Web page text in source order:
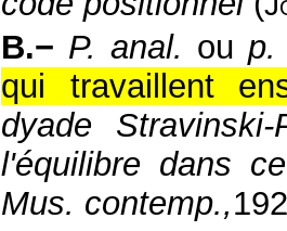
B.− P. anal. oup.
qui travaillent
dyade
l'équilibre dans
Mus. contemp.,